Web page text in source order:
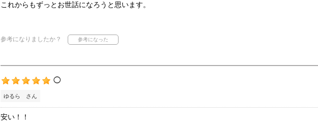
これからもずっとお世話になろうと思います。
参考になりましたか？
◯
ゆるら さん
安い！！